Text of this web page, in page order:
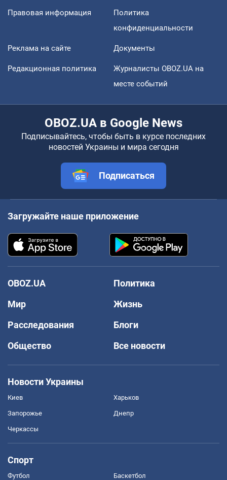
Правовая информация
Политика
конфиденциальности
Реклама на сайте Документы
Редакционная политика
Журналисты OBOZ.UA на
месте событий
OBOZ.UA в Google News
Подписывайтесь, чтобы быть в курсе последних
новостей Украины и мира сегодня
Подписаться
Загружайте наше приложение
OBOZ.UA
Политика
Мир
Жизнь
Расследования
Блоги
Общество
Все новости
Новости Украины
Киев Харьков
Запорожье Днепр
Черкассы
Спорт
Футбол Баскетбол